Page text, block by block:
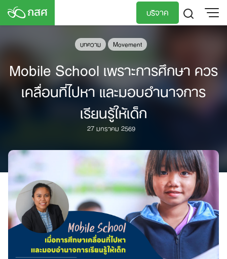
Skip
บริจาค
บทความ Movement
Mobile School เพราะการศึกษา ควร
เคลื่อนที่ไปหา และมอบอำนาจการ
เรียนรู้ให้เด็ก
27 มกราคม 2569